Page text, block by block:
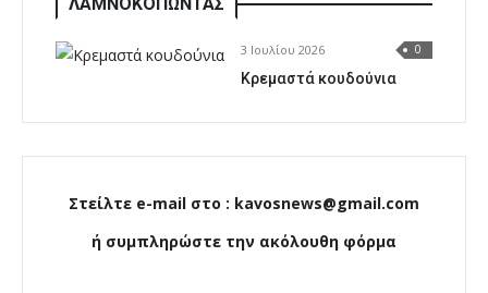
ΛΑΜΝΟΚΟΠΩΝΤΑΣ
3 Ιουλίου 2026 0
Κρεμαστά κουδούνια
Στείλτε e-mail στο : kavosnews@gmail.com
ή συμπληρώστε την ακόλουθη φόρμα